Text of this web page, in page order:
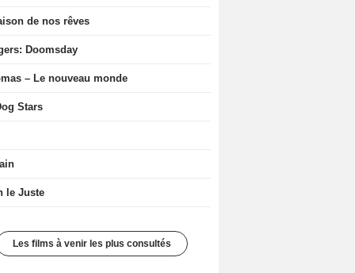
de nos rêves
Doomsday
– Le nouveau monde
Stars
le Juste
Les films à venir les plus consultés